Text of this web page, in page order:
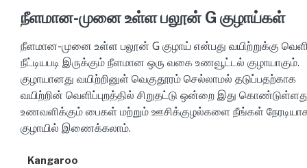
நீளமான-முனை உள்ள பலூன் G குழாய்கள்
நீளமான-முனை உள்ள பலூன் G குழாய் என்பது வயிற்றுக்கு
நீட்டியபடி இருக்கும் நீளமான ஒரு வகை உணவூட்டல் குழாயாகும்.
குழாயானது வயிற்றினுள் வெகுதூரம் செல்லாமல் தடுப்பதற்காக
வயிற்றின் வெளிப்புறத்தில் சிறுதட்டு ஒன்றை இது
உணவளிக்கும் பைகள் மற்றும் ஊசிக்குழல்களை நீங்கள்
குழாயில் இணைக்கலாம்.
Kangaroo